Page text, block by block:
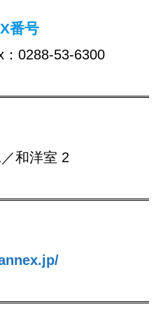
番号
：0288-53-6300
和洋室 2